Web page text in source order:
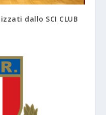
dallo SCI CLUB